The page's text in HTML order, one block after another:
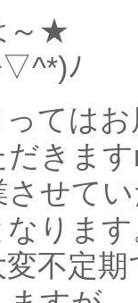
～★
ﾉ
ては
きま
させて
りま
不定